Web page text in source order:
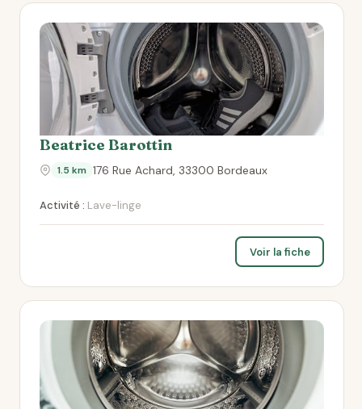
Beatrice Barottin
1.5 km 176 Rue Achard, 33300 Bordeaux
Activité : Lave-linge
Voir la fiche